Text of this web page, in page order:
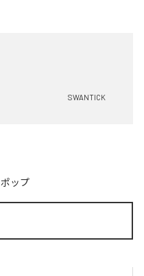
SWANTICK
ポップ